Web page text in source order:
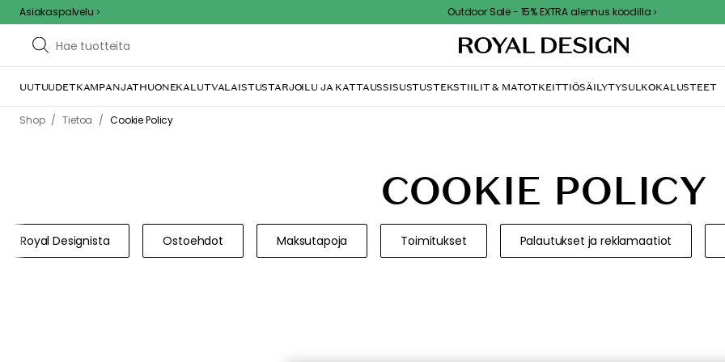
Asiakaspalvelu Outdoor Sale - 15% EXTRA alennus koodilla
UUTUUDETKAMPANJATHUONEKALUTVALAISTUSTARJOILU JA KATTAUSSISUSTUSTEKSTIILIT & MATOTKEITTIÖSÄILYTYSULKOKALUSTEET
Shop / Tietoa / Cookie Policy
COOKIE POLICY
Royal Designista Ostoehdot Maksutapoja Toimitukset Palautukset ja reklamaatiot